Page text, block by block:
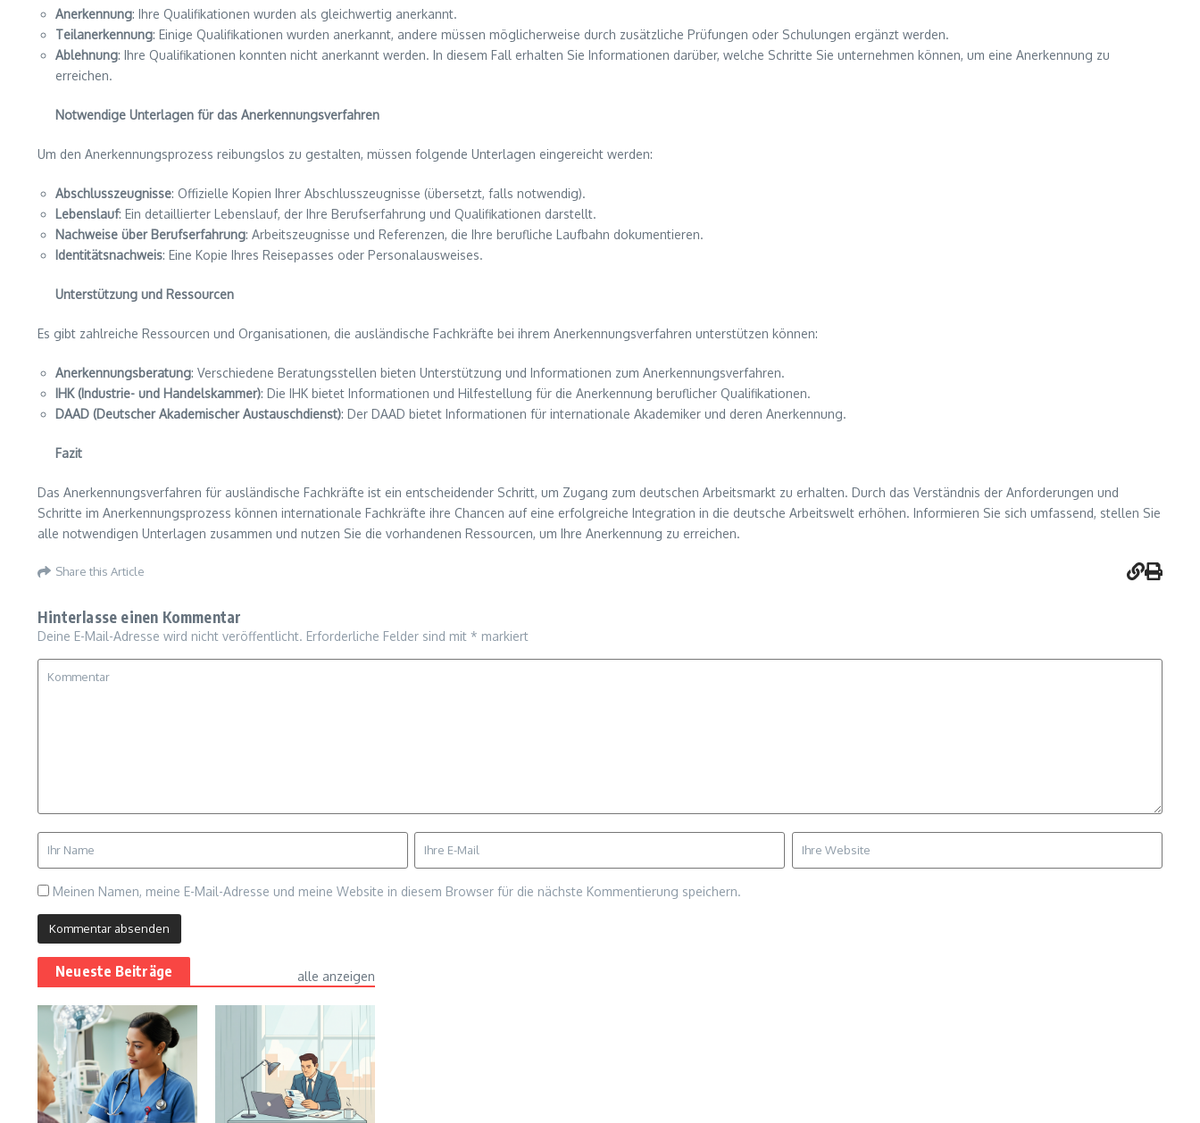
Anerkennung: Ihre Qualifikationen wurden als gleichwertig anerkannt.
Teilanerkennung: Einige Qualifikationen wurden anerkannt, andere müssen möglicherweise durch zusätzliche Prüfungen oder Schulungen ergänzt werden.
Ablehnung: Ihre Qualifikationen konnten nicht anerkannt werden. In diesem Fall erhalten Sie Informationen darüber, welche Schritte Sie unternehmen können, um eine Anerkennung zu
erreichen.
Notwendige Unterlagen für das Anerkennungsverfahren
Um den Anerkennungsprozess reibungslos zu gestalten, müssen folgende Unterlagen eingereicht werden:
Abschlusszeugnisse: Offizielle Kopien Ihrer Abschlusszeugnisse (übersetzt, falls notwendig).
Lebenslauf: Ein detaillierter Lebenslauf, der Ihre Berufserfahrung und Qualifikationen darstellt.
Nachweise über Berufserfahrung: Arbeitszeugnisse und Referenzen, die Ihre berufliche Laufbahn dokumentieren.
Identitätsnachweis: Eine Kopie Ihres Reisepasses oder Personalausweises.
Unterstützung und Ressourcen
Es gibt zahlreiche Ressourcen und Organisationen, die ausländische Fachkräfte bei ihrem Anerkennungsverfahren unterstützen können:
Anerkennungsberatung: Verschiedene Beratungsstellen bieten Unterstützung und Informationen zum Anerkennungsverfahren.
IHK (Industrie- und Handelskammer): Die IHK bietet Informationen und Hilfestellung für die Anerkennung beruflicher Qualifikationen.
DAAD (Deutscher Akademischer Austauschdienst): Der DAAD bietet Informationen für internationale Akademiker und deren Anerkennung.
Fazit
Das Anerkennungsverfahren für ausländische Fachkräfte ist ein entscheidender Schritt, um Zugang zum deutschen Arbeitsmarkt zu erhalten. Durch das Verständnis der Anforderungen und
Schritte im Anerkennungsprozess können internationale Fachkräfte ihre Chancen auf eine erfolgreiche Integration in die deutsche Arbeitswelt erhöhen. Informieren Sie sich umfassend, stellen Sie
alle notwendigen Unterlagen zusammen und nutzen Sie die vorhandenen Ressourcen, um Ihre Anerkennung zu erreichen.
Share this Article
Hinterlasse einen Kommentar
Deine E-Mail-Adresse wird nicht veröffentlicht. Erforderliche Felder sind mit * markiert
Meinen Namen, meine E-Mail-Adresse und meine Website in diesem Browser für die nächste Kommentierung speichern.
Neueste Beiträge alle anzeigen